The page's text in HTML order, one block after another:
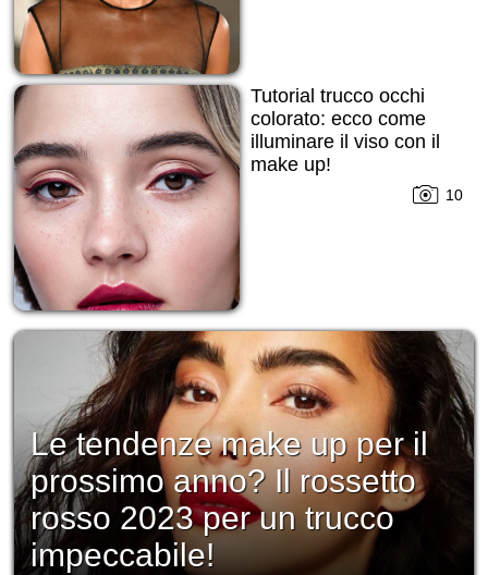
Tutorial trucco occhi
colorato: ecco come
illuminare il viso con il
make up!
10
Le tendenze make up per il
prossimo anno? Il rossetto
rosso 2023 per un trucco
impeccabile!